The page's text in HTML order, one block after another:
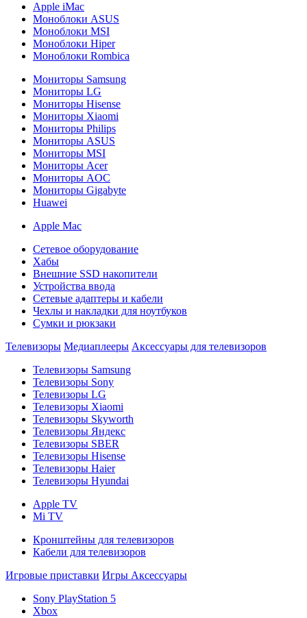
Apple iMac
Моноблоки ASUS
Моноблоки MSI
Моноблоки Hiper
Моноблоки Rombica
Мониторы Samsung
Мониторы LG
Мониторы Hisense
Мониторы Xiaomi
Мониторы Philips
Мониторы ASUS
Мониторы MSI
Мониторы Acer
Мониторы AOC
Мониторы Gigabyte
Huawei
Apple Mac
Сетевое оборудование
Хабы
Внешние SSD накопители
Устройства ввода
Сетевые адаптеры и кабели
Чехлы и накладки для ноутбуков
Сумки и рюкзаки
Телевизоры Медиаплееры Аксессуары для телевизоров
Телевизоры Samsung
Телевизоры Sony
Телевизоры LG
Телевизоры Xiaomi
Телевизоры Skyworth
Телевизоры Яндекс
Телевизоры SBER
Телевизоры Hisense
Телевизоры Haier
Телевизоры Hyundai
Apple TV
Mi TV
Кронштейны для телевизоров
Кабели для телевизоров
Игровые приставки Игры Аксессуары
Sony PlayStation 5
Xbox